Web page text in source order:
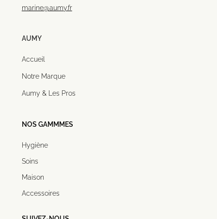
marine@aumy.fr
AUMY
Accueil
Notre Marque
Aumy & Les Pros
NOS GAMMMES
Hygiène
Soins
Maison
Accessoires